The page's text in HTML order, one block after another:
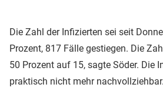
Die Zahl der Infizierten sei seit
Prozent, 817 Fälle gestiegen. Die
50 Prozent auf 15, sagte Söder. Die
praktisch nicht mehr